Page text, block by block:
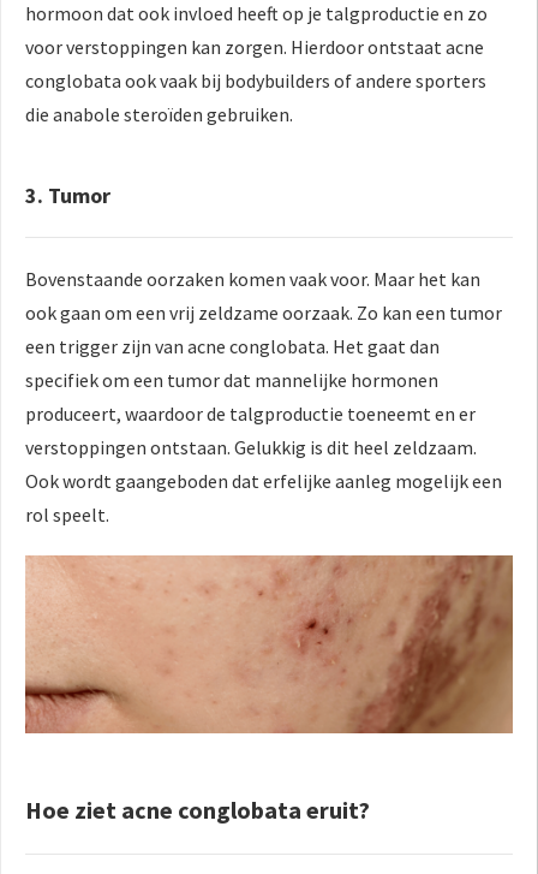
hormoon dat ook invloed heeft op je talgproductie en zo
voor verstoppingen kan zorgen. Hierdoor ontstaat acne
conglobata ook vaak bij bodybuilders of andere sporters
die anabole steroïden gebruiken.
3. Tumor
Bovenstaande oorzaken komen vaak voor. Maar het kan
ook gaan om een vrij zeldzame oorzaak. Zo kan een tumor
een trigger zijn van acne conglobata. Het gaat dan
specifiek om een tumor dat mannelijke hormonen
produceert, waardoor de talgproductie toeneemt en er
verstoppingen ontstaan. Gelukkig is dit heel zeldzaam.
Ook wordt gaangeboden dat erfelijke aanleg mogelijk een
rol speelt.
Hoe ziet acne conglobata eruit?